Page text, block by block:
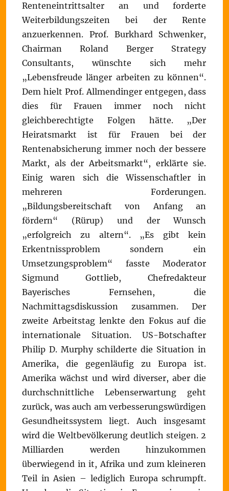
Renteneintrittsalter an und forderte
Weiterbildungszeiten bei der Rente
anzuerkennen. Prof. Burkhard Schwenker,
Chairman Roland Berger Strategy
Consultants, wünschte sich mehr
„Lebensfreude länger arbeiten zu können“.
Dem hielt Prof. Allmendinger entgegen, dass
dies für Frauen immer noch nicht
gleichberechtigte Folgen hätte. „Der
Heiratsmarkt ist für Frauen bei der
Rentenabsicherung immer noch der bessere
Markt, als der Arbeitsmarkt“, erklärte sie.
Einig waren sich die Wissenschaftler in
mehreren Forderungen.
„Bildungsbereitschaft von Anfang an
fördern“ (Rürup) und der Wunsch
„erfolgreich zu altern“. „Es gibt kein
Erkentnissproblem sondern ein
Umsetzungsproblem“ fasste Moderator
Sigmund Gottlieb, Chefredakteur
Bayerisches Fernsehen, die
Nachmittagsdiskussion zusammen. Der
zweite Arbeitstag lenkte den Fokus auf die
internationale Situation. US-Botschafter
Philip D. Murphy schilderte die Situation in
Amerika, die gegenläufig zu Europa ist.
Amerika wächst und wird diverser, aber die
durchschnittliche Lebenserwartung geht
zurück, was auch am verbesserungswürdigen
Gesundheitssystem liegt. Auch insgesamt
wird die Weltbevölkerung deutlich steigen. 2
Milliarden werden hinzukommen
überwiegend in it, Afrika und zum kleineren
Teil in Asien – lediglich Europa schrumpft.